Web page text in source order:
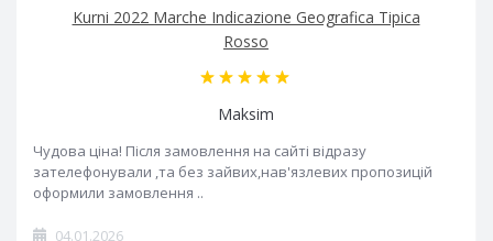
Kurni 2022 Marche Indicazione Geografica Tipica
Rosso
Maksim
Чудова ціна! Після замовлення на сайті відразу
зателефонували ,та без зайвих,нав'язлевих пропозицій
оформили замовлення ..
04.01.2026